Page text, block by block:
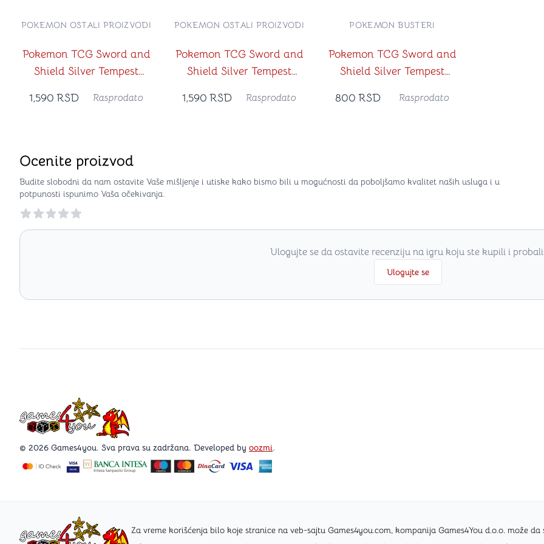
Za vreme korišćenja bilo koje stranice na veb-sajtu Games4you.com, kompanija Games4You d.o.o. može da
Pokemon TCG Sword and
Shield Silver Tempest
Blister (Ralts)
POKEMON OSTALI PROIZVODI
1,590 RSD Rasprodato
Pokemon TCG Sword and
Shield Silver Tempest
Blister (Magnemite)
POKEMON OSTALI PROIZVODI
1,590 RSD Rasprodato
Pokemon TCG Sword and
Shield Silver Tempest
POKEMON BUSTERI
800 RSD Rasprodato
Ocenite proizvod
Budite slobodni da nam ostavite Vaše mišljenje i utiske kako bismo bili u mogućnosti da poboljšamo kvalitet naših usluga i u
potpunosti ispunimo Vaša očekivanja.
Reviews
Ulogujte se da ostavite recenziju na igru koju ste kupili i
Ulogujte se
Games4you logo
© 2026 Games4you. Sva prava su zadržana. Developed by oozmi.